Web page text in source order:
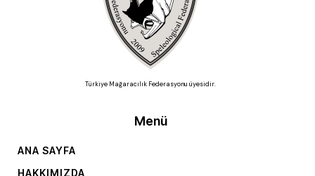
Türkiye Mağaracılık Federasyonu üyesidir.
Menü
ANA SAYFA
HAKKIMIZDA